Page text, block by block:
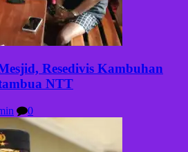
Resedivis Kambuhan
NTT
0